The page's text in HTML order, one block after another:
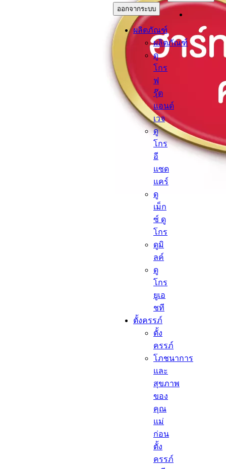
ออกจากระบบ
ผลิตภัณฑ์
ผลิตภัณฑ์
ดู
โกร
ฟ
รุ๊ต
แอนด์
เวจ
ดู
โกร
อี
แซด
แคร์
ดู
เม็ก
ซ์ ดู
โกร
ดูมิ
ลค์
ดู
โกร
ยูเอ
ชที
ตั้งครรภ์​
ตั้ง
ครรภ์​
โภชนาการ
และ
สุขภาพ
ของ
คุณ
แม่
ก่อน
ตั้ง
ครรภ์